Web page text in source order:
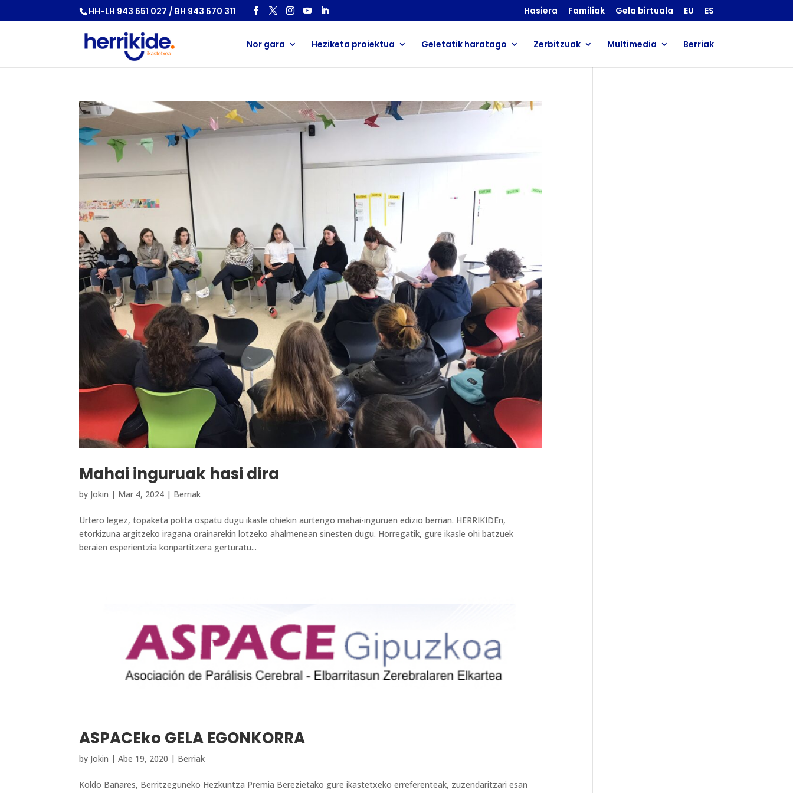
HH-LH 943 651 027 / BH 943 670 311 Hasiera Familiak Gela birtuala EU ES
Nor gara Heziketa proiektua Geletatik haratago Zerbitzuak Multimedia Berriak
Mahai inguruak hasi dira
by Jokin | Mar 4, 2024 | Berriak
Urtero legez, topaketa polita ospatu dugu ikasle ohiekin aurtengo mahai-inguruen edizio berrian. HERRIKIDEn,
etorkizuna argitzeko iragana orainarekin lotzeko ahalmenean sinesten dugu. Horregatik, gure ikasle ohi batzuek
beraien esperientzia konpartitzera gerturatu...
ASPACEko GELA EGONKORRA
by Jokin |Abe 19, 2020 | Berriak
Koldo Bañares, Berritzeguneko Hezkuntza Premia Berezietako gure ikastetxeko erreferenteak, zuzendaritzari esan